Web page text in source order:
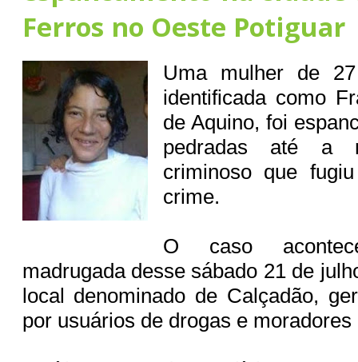
Ferros no Oeste Potiguar
Uma mulher de
identificada como
de Aquino, foi
pedradas até a
criminoso que
crime.
O caso
madrugada desse sábado 21 de
local denominado de Calçadão,
por usuários de drogas e